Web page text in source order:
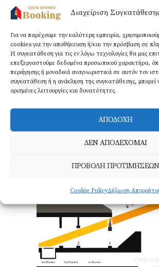
Διαχείριση
Για να παρέχουμε την καλύτερη εμπειρία,
cookies για την αποθήκευση ή/και την πρόσβαση σε
Η συγκατάθεση για τις εν λόγω τεχνολογίες θα μας
επεξεργαστούμε δεδομένα προσωπικού χαρακτήρα,
περιήγησης ή μοναδικά αναγνωριστικά σε αυτόν τον
συγκατάθεση ή η ανάκληση της συγκατάθεσης, μπορεί
ορισμένες λειτουργίες και δυνατότητες.
ΑΠΟΔΟΧΗ
ΔΕΝ ΑΠΟΔΕΧΟΜΑΙ
ΠΡΟΒΟΛΗ ΠΡΟΤΙΜΗΣΕΩΝ
Cookie PolicyΔήλωση
είδους έρευνες, κάποιες εκ
οποίων τις έχει παρουσιάσει
Πολυτεχνείου του Μιλάνο.
επίσης μέλος στην Ιταλική
Αρχαιοαστρονομίας.
Οι υπολογισμοί αυτοί του
πρόσφατα ο ερευνητής, στη
ανασκαφική ομάδα!